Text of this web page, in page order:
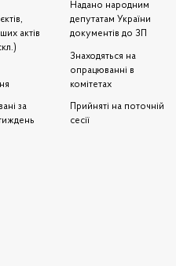
актів
за
Надано народним
депутатам України
документів до ЗП
Знаходяться на
опрацюванні в
комітетах
Прийняті на поточній
сесії